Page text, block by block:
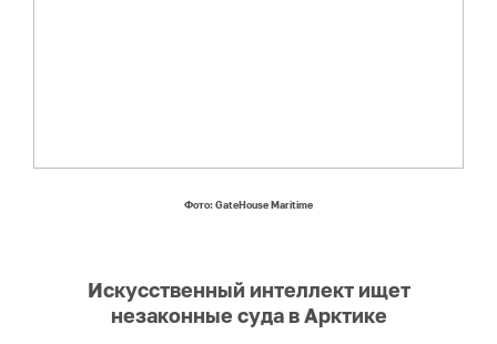
Фото: GateHouse Maritime
Искусственный интеллект ищет
незаконные суда в Арктике